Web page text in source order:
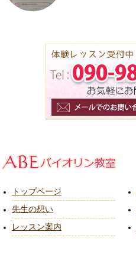
トップページ
先生の想い
レッスン案内